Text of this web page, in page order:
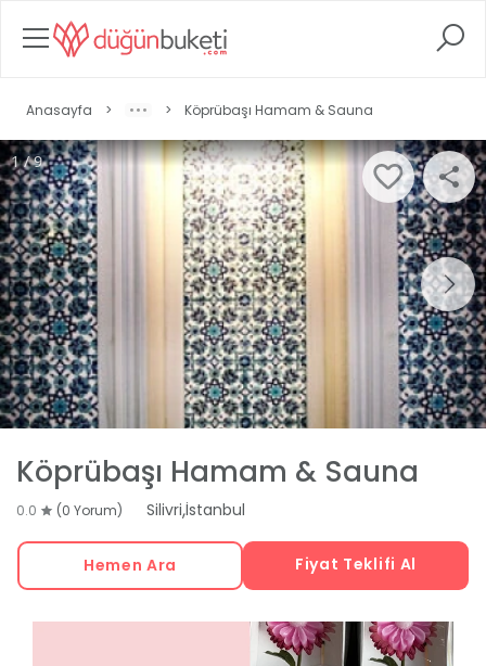
Anasayfa > > Köprübaşı Hamam & Sauna
1 / 9
Köprübaşı Hamam & Sauna
0.0 (0 Yorum) Silivri,İstanbul
Hemen Ara Fiyat Teklifi Al